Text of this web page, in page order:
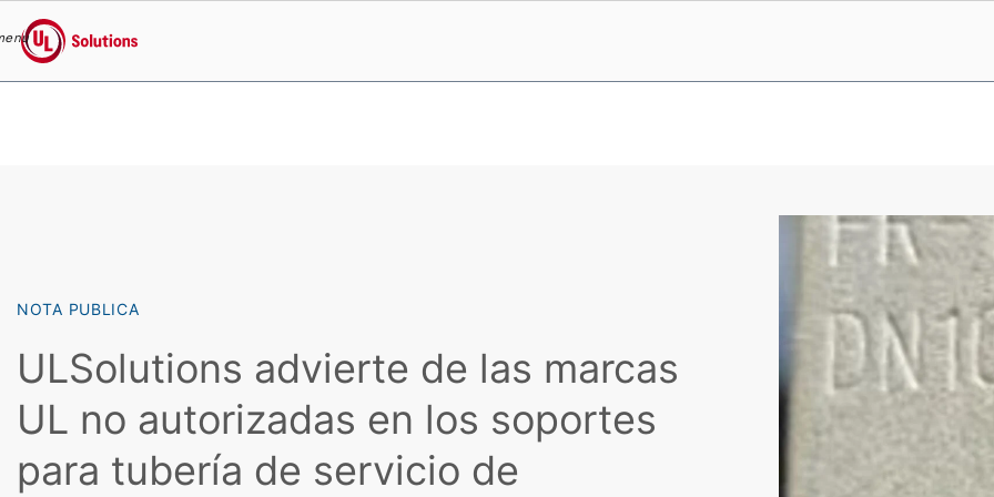
UL Solutions
NOTA PUBLICA
ULSolutions advierte de las marcas
UL no autorizadas en los soportes
para tubería de servicio de